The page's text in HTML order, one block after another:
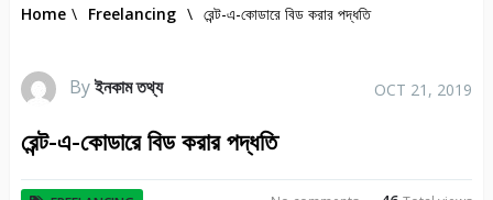
Home \ Freelancing \ রেন্ট-এ-কোডারে বিড করার পদ্ধতি
Byইনকাম তথ্য OCT 21, 2019
রেন্ট-এ-কোডারে বিড করার পদ্ধতি